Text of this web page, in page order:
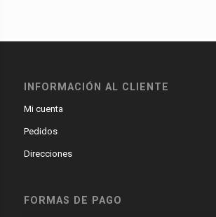
INFORMACIÓN AL CLIENTE
Mi cuenta
Pedidos
Direcciones
FORMAS DE PAGO